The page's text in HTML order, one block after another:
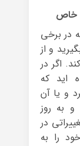
در برخی
و از
اگر در
اید که
و یا آن
و به روز
در
را به